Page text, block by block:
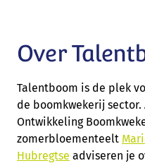
Over
Talentboom is de plek
de boomkwekerij
Ontwikkeling
zomerbloementeelt
Hubregtse adviseren je